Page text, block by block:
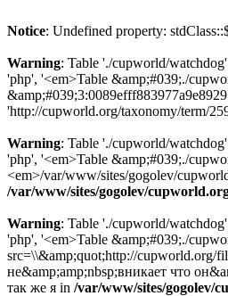
Notice: Undefined property:
Warning: Table './cupworld/
'php', '<em>Table &amp;#039;./
'http://cupworld.org/taxonomy/term/
Warning: Table './cupworld/
'php', '<em>Table &amp;#039;./
<em>/var/www/sites/gogolev/
/var/www/sites/gogolev/
Warning: Table './cupworld/
'php', '<em>Table &amp;#039;./
src=\\&amp;quot;http://cupworld.org/
не&amp;amp;nbsp;вникает что
так же я in /var/www/sites/gogolev/